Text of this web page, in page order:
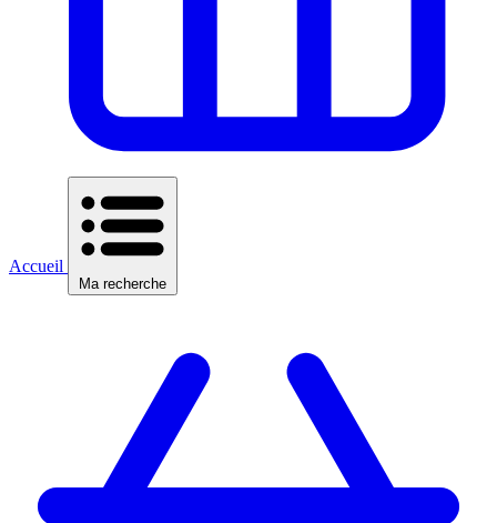
Accueil
Ma recherche